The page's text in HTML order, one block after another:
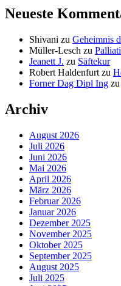
Neueste
Shivani zu Geheimnis
Müller-Lesch zu
Jeanett J. zu Säftekur
Robert Haldenfurt zu
Forner Dag Dipl Ing zu
Archiv
August 2026
Juli 2026
Juni 2026
Mai 2026
April 2026
März 2026
Februar 2026
Januar 2026
Dezember 2025
November 2025
Oktober 2025
September 2025
August 2025
Juli 2025